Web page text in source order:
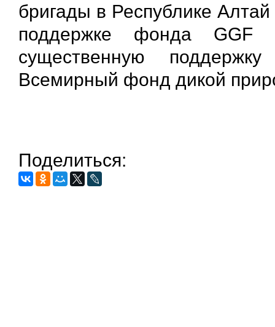
бригады в Республике
поддержке фонда GGF
существенную
Всемирный фонд дикой
Поделиться: